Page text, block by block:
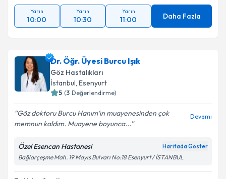
Yarın
10:00
Yarın
10:30
Yarın
11:00 Daha Fazla
Dr. Öğr. Üyesi Burcu Işık
Göz Hastalıkları
İstanbul, Esenyurt
5 (3 Değerlendirme)
Göz doktoru Burcu Hanım’ın muayenesinden çok
memnun kaldım. Muayene boyunca...
Devamı
Özel Esencan Hastanesi Haritada Göster
Bağlarçeşme Mah. 19 Mayıs Bulvarı No:18 Esenyurt / İSTANBUL